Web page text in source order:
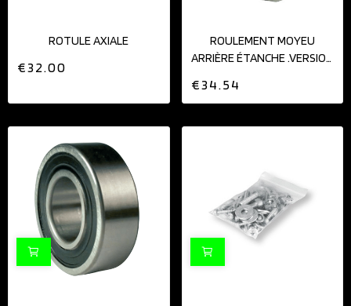
ROTULE AXIALE
€32.00
ROULEMENT MOYEU
ARRIÈRE ÉTANCHE .VERSION
€34.54